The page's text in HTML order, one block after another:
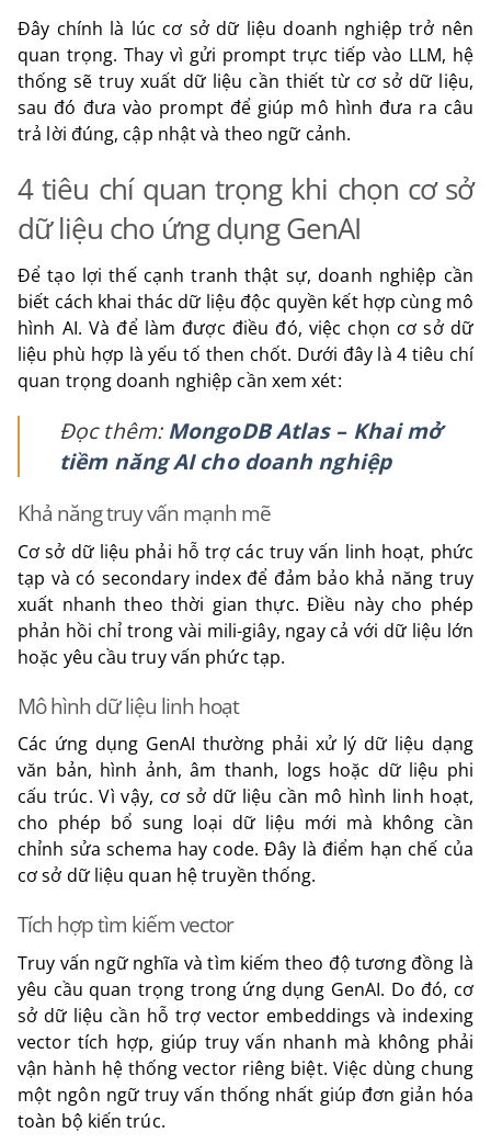
Đây chính là lúc cơ sở dữ liệu doanh nghiệp trở nên
quan trọng. Thay vì gửi prompt trực tiếp vào LLM, hệ
thống sẽ truy xuất dữ liệu cần thiết từ cơ sở dữ liệu,
sau đó đưa vào prompt để giúp mô hình đưa ra câu
trả lời đúng, cập nhật và theo ngữ cảnh.
4 tiêu chí quan trọng khi chọn cơ sở
dữ liệu cho ứng dụng GenAI
Để tạo lợi thế cạnh tranh thật sự, doanh nghiệp cần
biết cách khai thác dữ liệu độc quyền kết hợp cùng mô
hình AI. Và để làm được điều đó, việc chọn cơ sở dữ
liệu phù hợp là yếu tố then chốt. Dưới đây là 4 tiêu chí
quan trọng doanh nghiệp cần xem xét:
Đọc thêm:MongoDB Atlas – Khai mở
tiềm năng AI cho doanh nghiệp
Khả năng truy vấn mạnh mẽ
Cơ sở dữ liệu phải hỗ trợ các truy vấn linh hoạt, phức
tạp và có secondary index để đảm bảo khả năng truy
xuất nhanh theo thời gian thực. Điều này cho phép
phản hồi chỉ trong vài mili-giây, ngay cả với dữ liệu lớn
hoặc yêu cầu truy vấn phức tạp.
Mô hình dữ liệu linh hoạt
Các ứng dụng GenAI thường phải xử lý dữ liệu dạng
văn bản, hình ảnh, âm thanh, logs hoặc dữ liệu phi
cấu trúc. Vì vậy, cơ sở dữ liệu cần mô hình linh hoạt,
cho phép bổ sung loại dữ liệu mới mà không cần
chỉnh sửa schema hay code. Đây là điểm hạn chế của
cơ sở dữ liệu quan hệ truyền thống.
Tích hợp tìm kiếm vector
Truy vấn ngữ nghĩa và tìm kiếm theo độ tương đồng là
yêu cầu quan trọng trong ứng dụng GenAI. Do đó, cơ
sở dữ liệu cần hỗ trợ vector embeddings và indexing
vector tích hợp, giúp truy vấn nhanh mà không phải
vận hành hệ thống vector riêng biệt. Việc dùng chung
một ngôn ngữ truy vấn thống nhất giúp đơn giản hóa
toàn bộ kiến trúc.